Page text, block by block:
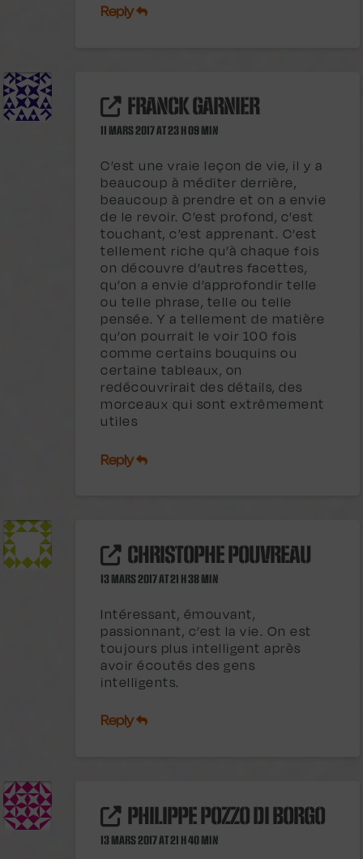
Reply
FRANCK GARNIER
11 MARS 2017 AT 23 H 09 MIN
C’est une vraie leçon de vie, il y a
beaucoup à méditer derrière,
beaucoup à prendre et on a envie
de le revoir. C’est profond, c’est
touchant, c’est apprenant. C’est
tellement riche qu’à chaque fois
on découvre d’autres facettes,
qu’on a envie d’approfondir telle
ou telle phrase, telle ou telle
pensée. Y a tellement de matière
qu’on pourrait le voir 100 fois
comme certains bouquins ou
certaine tableaux, on
redécouvrirait des détails, des
morceaux qui sont extrêmement
utiles
Reply
CHRISTOPHE POUVREAU
13 MARS 2017 AT 21 H 38 MIN
Intéressant, émouvant,
passionnant, c’est la vie. On est
toujours plus intelligent après
avoir écoutés des gens
intelligents.
Reply
PHILIPPE POZZO DI BORGO
13 MARS 2017 AT 21 H 40 MIN